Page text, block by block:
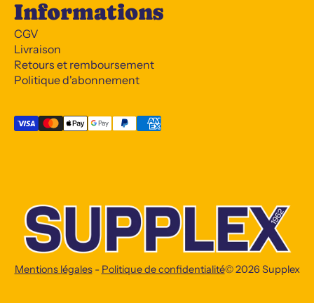
Informations
CGV
Livraison
Retours et remboursement
Politique d'abonnement
Mentions légales- Politique de confidentialité© 2026 Supplex